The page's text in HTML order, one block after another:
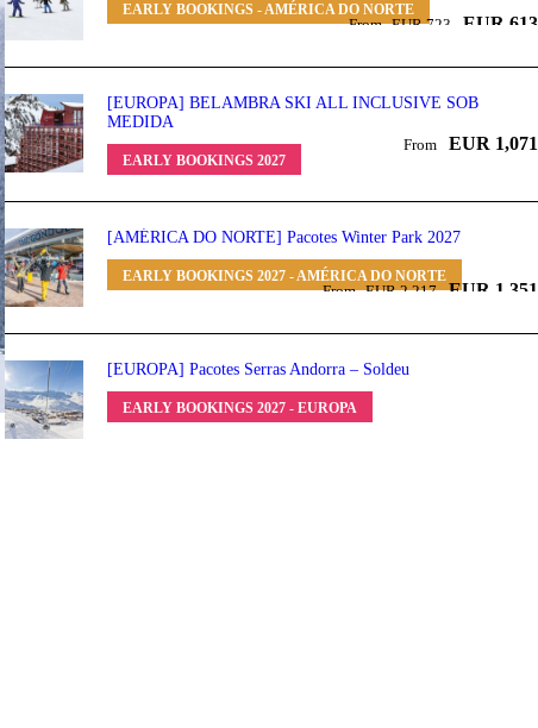
EARLY BOOKINGS - AMÉRICA DO NORTE
From EUR 723 EUR 613
[EUROPA] BELAMBRA SKI ALL INCLUSIVE SOB
MEDIDA
EARLY BOOKINGS 2027
From EUR 1,071
[AMÉRICA DO NORTE] Pacotes Winter Park 2027
EARLY BOOKINGS 2027 - AMÉRICA DO NORTE
From EUR 2,217 EUR 1,351
[EUROPA] Pacotes Serras Andorra – Soldeu
EARLY BOOKINGS 2027 - EUROPA